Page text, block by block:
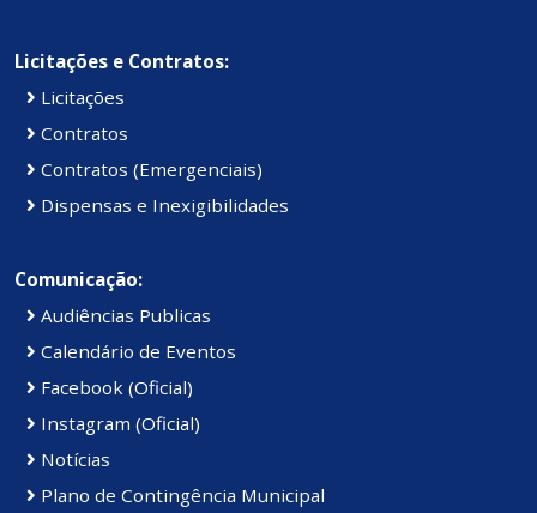
Licitações e Contratos:
Licitações
Contratos
Contratos (Emergenciais)
Dispensas e Inexigibilidades
Comunicação:
Audiências Publicas
Calendário de Eventos
Facebook (Oficial)
Instagram (Oficial)
Notícias
Plano de Contingência Municipal